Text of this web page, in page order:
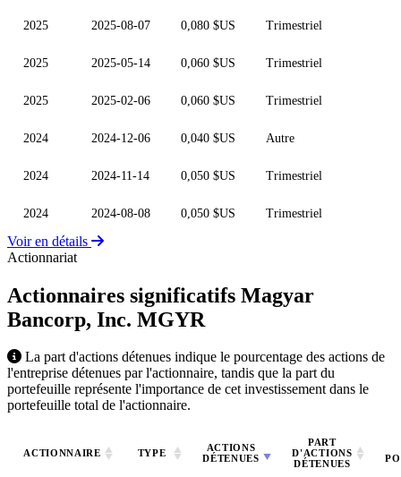
2025 2025-08-07 0,080 $US Trimestriel
2025 2025-05-14 0,060 $US Trimestriel
2025 2025-02-06 0,060 $US Trimestriel
2024 2024-12-06 0,040 $US Autre
2024 2024-11-14 0,050 $US Trimestriel
2024 2024-08-08 0,050 $US Trimestriel
Voir en détails
Actionnariat
Actionnaires significatifs Magyar
Bancorp, Inc. MGYR
La part d'actions détenues indique le pourcentage des actions de
l'entreprise détenues par l'actionnaire, tandis que la part du
portefeuille représente l'importance de cet investissement dans le
portefeuille total de l'actionnaire.
ACTIONNAIRE TYPE
ACTIONS
DÉTENUES
PART
D'ACTIONS
DÉTENUES